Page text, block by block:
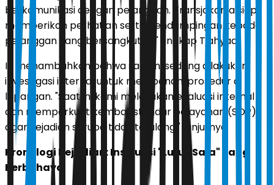
berkomunikasi dengan pelanggan. Transjakarta siap
memberikan perhatian serta pendampingan kepada
pelanggan yang bersangkutan," ungkap Tjahyadi.
Ia menambahkan bahwa saat ini sedang dilakukan
investigasi internal untuk membenahi prosedur di
lapangan. "Saat ini kami melakukan evaluasi internal
dan memperkuat kembali standar pelayanan (SOP)
agar kejadian serupa tidak terulang," lanjutnya.
Kronologi Kejadian: Instruksi "Lurus Saja" yang
Berbahaya